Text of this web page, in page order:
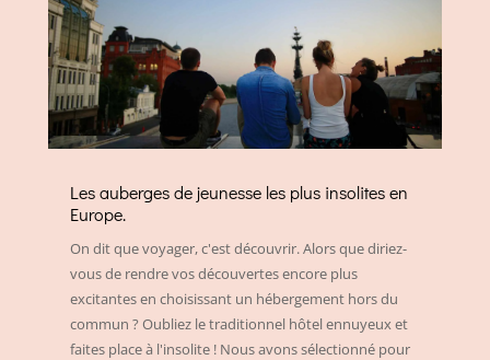
Les auberges de jeunesse les plus insolites en
Europe.
On dit que voyager, c'est découvrir. Alors que diriez-
vous de rendre vos découvertes encore plus
excitantes en choisissant un hébergement hors du
commun ? Oubliez le traditionnel hôtel ennuyeux et
faites place à l'insolite ! Nous avons sélectionné pour